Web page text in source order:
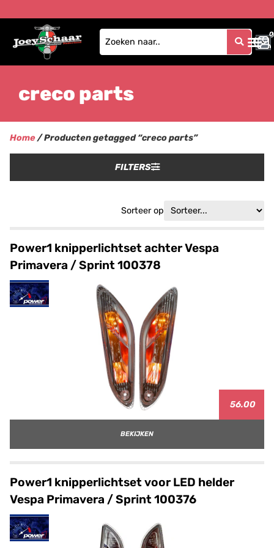
0
0
creco parts
Home/ Producten getagged “creco parts”
FILTERS
Sorteer op
Power1 knipperlichtset achter Vespa
Primavera / Sprint 100378
56.00
BEKIJKEN
Power1 knipperlichtset voor LED helder
Vespa Primavera / Sprint 100376